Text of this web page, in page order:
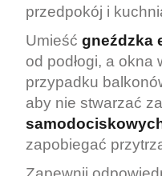
przedpokój i
Umieść gneźdzka
od podłogi, a
przypadku
aby nie stwarzać
zapobiegać